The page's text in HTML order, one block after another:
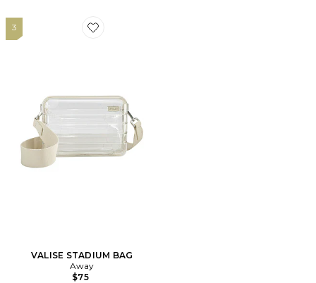
3
Favorite VALISE STADIUM BAG
VALISE STADIUM BAG
Away
$75